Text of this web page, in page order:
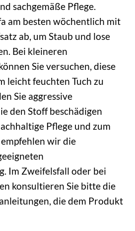
sachgemäße Pflege.
am besten wöchentlich mit
ab, um Staub und lose
Bei kleineren
Sie versuchen, diese
leicht feuchten Tuch zu
Sie aggressive
den Stoff beschädigen
Pflege und zum
wir die
Im Zweifelsfall oder bei
konsultieren Sie bitte die
die dem Produkt